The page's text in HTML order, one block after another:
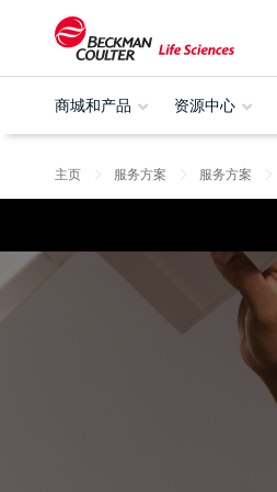
商城和产品 资源中心
主页 服务方案 服务方案